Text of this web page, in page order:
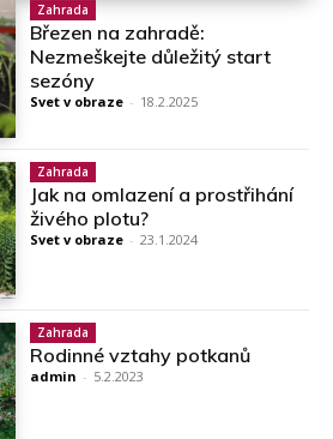
Zahrada
Březen na zahradě:
Nezmeškejte důležitý start
sezóny
Svet v obraze - 18.2.2025
Zahrada
Jak na omlazení a prostřihání
živého plotu?
Svet v obraze - 23.1.2024
Zahrada
Rodinné vztahy potkanů
admin - 5.2.2023